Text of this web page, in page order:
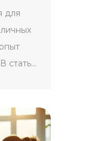
для
статье
и